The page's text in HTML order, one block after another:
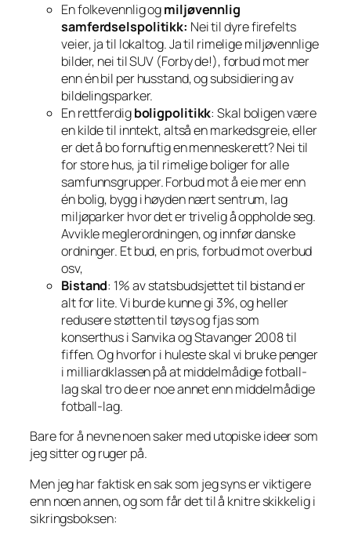
En folkevennlig ogmiljøvennlig
samferdselspolitikk: Nei til dyre firefelts
veier, ja til lokaltog. Ja til rimelige miljøvennlige
bilder, nei til SUV (Forby de!), forbud mot mer
enn én bil per husstand, og subsidiering av
bildelingsparker.
En rettferdigboligpolitikk: Skal boligen være
en kilde til inntekt, altså en markedsgreie, eller
er det å bo fornuftig en menneskerett? Nei til
for store hus, ja til rimelige boliger for alle
samfunnsgrupper. Forbud mot å eie mer enn
én bolig, bygg i høyden nært sentrum, lag
miljøparker hvor det er trivelig å oppholde seg.
Avvikle meglerordningen, og innfør danske
ordninger. Et bud, en pris, forbud mot overbud
osv,
Bistand: 1% av statsbudsjettet til bistand er
alt for lite. Vi burde kunne gi 3%, og heller
redusere støtten til tøys og fjas som
konserthus i Sanvika og Stavanger 2008 til
fiffen. Og hvorfor i huleste skal vi bruke penger
i milliardklassen på at middelmådige fotball-
lag skal tro de er noe annet enn middelmådige
fotball-lag.
Bare for å nevne noen saker med utopiske ideer som
jeg sitter og ruger på.
Men jeg har faktisk en sak som jeg syns er viktigere
enn noen annen, og som får det til å knitre skikkelig i
sikringsboksen: